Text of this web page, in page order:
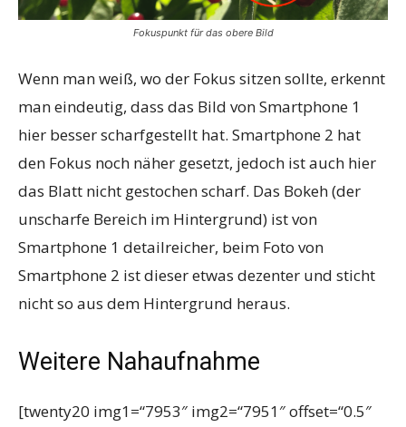
Fokuspunkt für das obere Bild
Wenn man weiß, wo der Fokus sitzen sollte, erkennt
man eindeutig, dass das Bild von Smartphone 1
hier besser scharfgestellt hat. Smartphone 2 hat
den Fokus noch näher gesetzt, jedoch ist auch hier
das Blatt nicht gestochen scharf. Das Bokeh (der
unscharfe Bereich im Hintergrund) ist von
Smartphone 1 detailreicher, beim Foto von
Smartphone 2 ist dieser etwas dezenter und sticht
nicht so aus dem Hintergrund heraus.
Weitere Nahaufnahme
[twenty20 img1=“7953″ img2=“7951″ offset=“0.5″